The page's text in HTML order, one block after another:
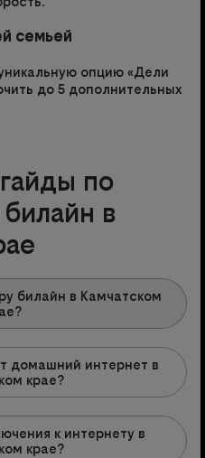
семьей
опцию «Дели
до 5 дополнительных
по
в
билайн в Камчатском
домашний интернет в
крае?
к интернету в
крае?